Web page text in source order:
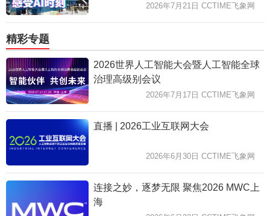
2026年7月21日 CCTIME飞象网
精彩专题
2026世界人工智能大会暨人工智能全球
治理高级别会议
2026年7月17日 CCTIME飞象网
直播 | 2026工业互联网大会
2026年6月30日 CCTIME飞象网
连接之妙，逐梦无限 聚焦2026 MWC上
海